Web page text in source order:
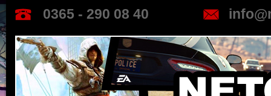
0365 - 290 08 40